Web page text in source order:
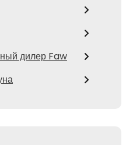
дилер Faw